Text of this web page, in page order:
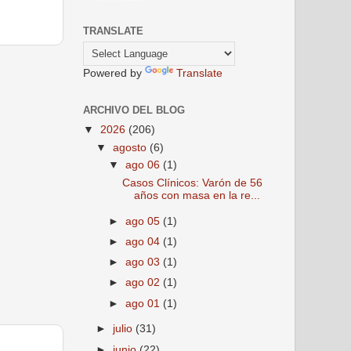
TRANSLATE
Powered by Translate
ARCHIVO DEL BLOG
▼ 2026 (206)
▼agosto (6)
▼ago 06 (1)
Casos Clínicos: Varón de 56
años con masa en la re...
►ago 05 (1)
►ago 04 (1)
►ago 03 (1)
►ago 02 (1)
►ago 01 (1)
► julio (31)